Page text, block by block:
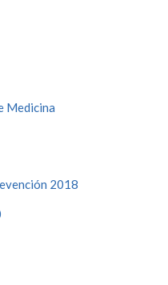
Medicina
2018